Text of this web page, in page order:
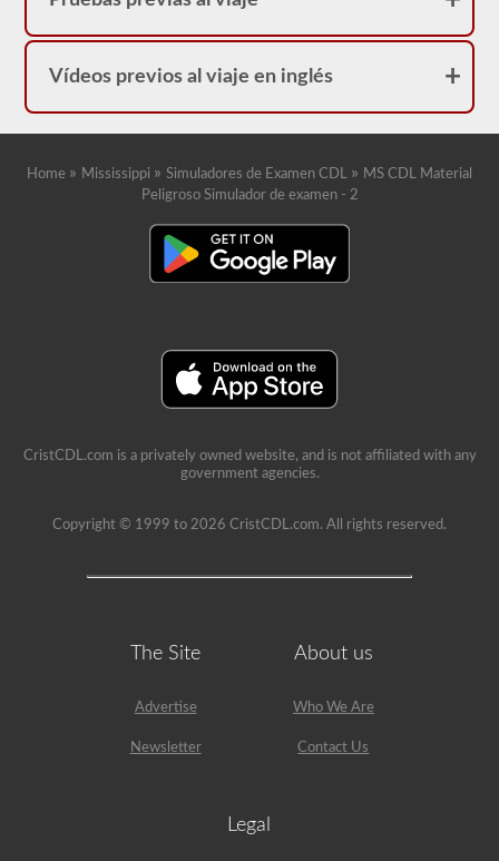
Vídeos previos al viaje en inglés
Home » Mississippi » Simuladores de Examen CDL » MS CDL Material
Peligroso Simulador de examen - 2
CristCDL.com is a privately owned website, and is not affiliated with any
government agencies.
Copyright © 1999 to 2026 CristCDL.com. All rights reserved.
The Site
Advertise
Newsletter
About us
Who We Are
Contact Us
Legal